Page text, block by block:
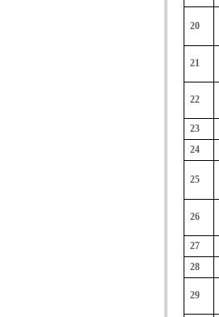
20
21
22
23
24
25
26
27
28
29